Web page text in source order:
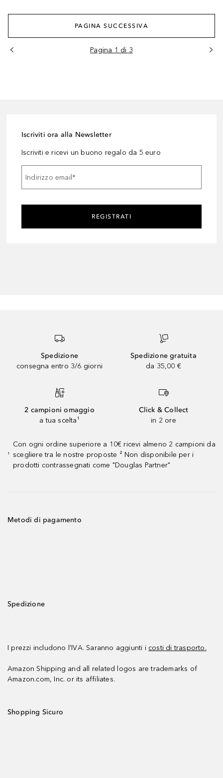
PAGINA SUCCESSIVA
Pagina 1 di 3
Iscriviti ora alla Newsletter
Iscriviti e ricevi un buono regalo da 5 euro
Indirizzo email *
REGISTRATI
Spedizione
consegna entro 3/6 giorni
Spedizione gratuita
da 35,00 €
2 campioni omaggio
a tua scelta¹
Click & Collect
in 2 ore
¹
Con ogni ordine superiore a 10€ ricevi almeno 2 campioni da
scegliere tra le nostre proposte ² Non disponibile per i
prodotti contrassegnati come "Douglas Partner"
Metodi di pagamento
Spedizione
I prezzi includono l’IVA. Saranno aggiunti i costi di trasporto.
Amazon Shipping and all related logos are trademarks of
Amazon.com, Inc. or its affiliates.
Shopping Sicuro